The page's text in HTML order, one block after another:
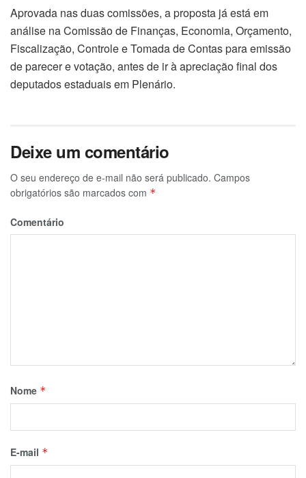
Aprovada nas duas comissões, a proposta já está em
análise na Comissão de Finanças, Economia, Orçamento,
Fiscalização, Controle e Tomada de Contas para emissão
de parecer e votação, antes de ir à apreciação final dos
deputados estaduais em Plenário.
Deixe um comentário
O seu endereço de e-mail não será publicado. Campos
obrigatórios são marcados com *
Comentário
Nome *
E-mail *